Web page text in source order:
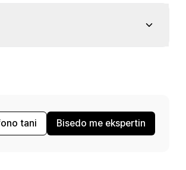
tani Bisedo me ekspertin